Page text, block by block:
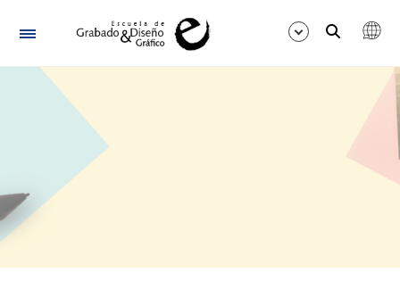
Navegación